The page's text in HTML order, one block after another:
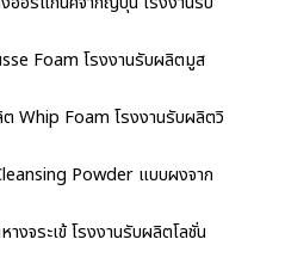
Foam โรงงานรับผลิตมูส
Whip Foam โรงงานรับผลิตวิ
Powder แบบผงจาก
งจระเข้ โรงงานรับผลิตโลชั่น